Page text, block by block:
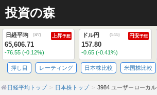
投資の森
日経平均 (8/7) 上昇予想
65,606.71
-76.55 (-0.12%)
ドル円 (5:55) 円安予想
157.80
-0.65 (-0.41%)
押し目 レーティング 日本株比較 米国株比較
日経平均トップ 日本株トップ 3984 ユーザーローカル